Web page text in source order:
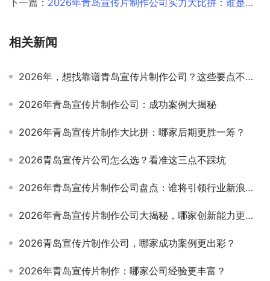
下一篇： 2026年青岛宣传片制作公司实力大比拼：谁是创意王者？
相关新闻
2026年，想找靠谱青岛宣传片制作公司？这些要点不可不知！
2026年青岛宣传片制作公司：成功案例大揭秘
2026年青岛宣传片制作大比拼：哪家后期更胜一筹？
2026青岛宣传片公司怎么选？看准这三点不踩坑
2026年青岛宣传片制作公司盘点：谁将引领行业新浪潮？
2026年青岛宣传片制作公司大揭秘，哪家创新能力更胜一筹？
2026青岛宣传片制作公司，哪家成功案例更出彩？
2026年青岛宣传片制作：哪家公司经验更丰富？